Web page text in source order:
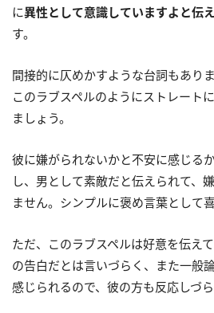
に異性として意識していますよと伝
す。
間接的に仄めかすような台詞もあり
このラブスペルのようにストレート
ましょう。
彼に嫌がられないかと不安に感じる
し、男として素敵だと伝えられて、
ません。シンプルに褒め言葉として
ただ、このラブスペルは好意を伝え
の告白だとは言いづらく、また一般
感じられるので、彼の方も反応しづら